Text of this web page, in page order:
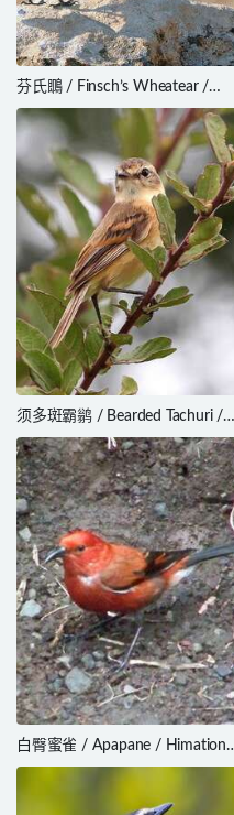
芬氏䳭 / Finsch’s Wheatear /
Oenanthe finschii
须多斑霸鹟 / Bearded Tachuri /
Polystictus pectoralis
白臀蜜雀 / Apapane / Himatione
sanguinea